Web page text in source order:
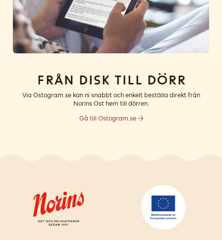
Från disk till dörr
Via Ostogram.se kan ni snabbt och enkelt beställa direkt från
Norins Ost hem till dörren.
Gå till Ostogram.se